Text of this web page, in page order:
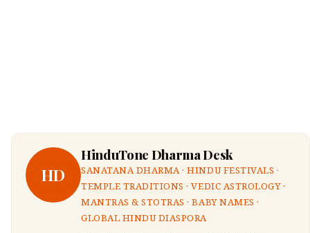
HD
HinduTone Dharma Desk
SANATANA DHARMA · HINDU FESTIVALS ·
TEMPLE TRADITIONS · VEDIC ASTROLOGY ·
MANTRAS & STOTRAS · BABY NAMES ·
GLOBAL HINDU DIASPORA